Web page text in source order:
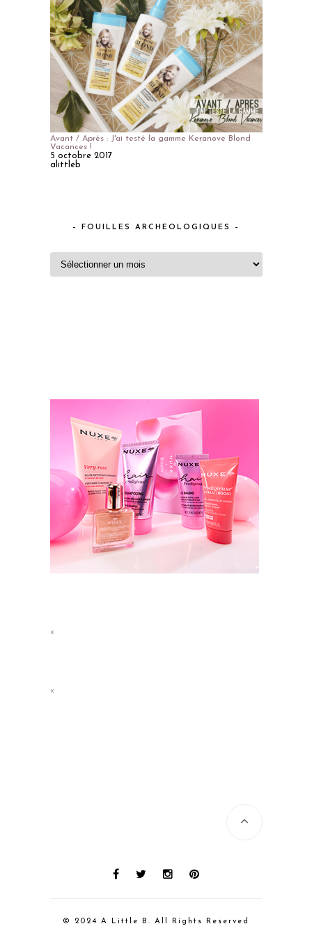
Avant / Après : J'ai testé la gamme Keranove Blond
Vacances !
5 octobre 2017
alittleb
– FOUILLES ARCHEOLOGIQUES –
«
«
© 2024 A Little B. All Rights Reserved